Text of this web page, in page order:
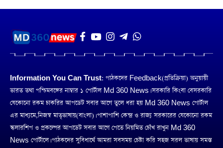
Information You Can Trust: পাঠকদের Feedback(প্রতিক্রিয়া) অনুয়ায়ী
ভারত তথা পশ্চিমবঙ্গের নাম্বার ১ পোর্টাল Md 360 News। সরকারি কিংবা বেসরকারি
যেকোনো রকম চাকরির আপডেট সবার আগে তুলে ধরা হয় Md 360 News পোর্টাল
এর মাধ্যমে,নিজস্ব মাতৃভাষায়(বাংলা)। পাশাপাশি কেন্দ্র ও রাজ্য সরকারের যেকোনো রকম
স্কলারশিপ ও প্রকল্পের আপডেট সবার আগে পেতে নিয়মিত চোঁখ রাখুন Md 360
News পোর্টালে। পাঠকদের সুবিধার্থে আমরা সবসময় চেষ্টা করি সহজ সরল ভাষায় সমস্ত